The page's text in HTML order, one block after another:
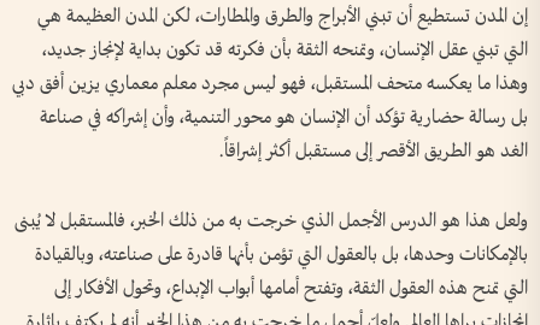
إن المدن تستطيع أن تبني الأبراج والطرق والمطارات، لكن المدن العظيمة هي
التي تبني عقل الإنسان، وتمنحه الثقة بأن فكرته قد تكون بداية لإنجاز جديد،
وهذا ما يعكسه متحف المستقبل، فهو ليس مجرد معلم معماري يزين أفق دبي
بل رسالة حضارية تؤكد أن الإنسان هو محور التنمية، وأن إشراكه في صناعة
الغد هو الطريق الأقصر إلى مستقبل أكثر إشراقاً.
ولعل هذا هو الدرس الأجمل الذي خرجت به من ذلك الخبر، فالمستقبل لا يُبنى
بالإمكانات وحدها، بل بالعقول التي تؤمن بأنها قادرة على صناعته، وبالقيادة
التي تمنح هذه العقول الثقة، وتفتح أمامها أبواب الإبداع، وتحول الأفكار إلى